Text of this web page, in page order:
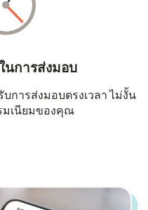
นการส่งมอบ
การส่งมอบตรงเวลา ไม่งั้น
มเนียมของคุณ